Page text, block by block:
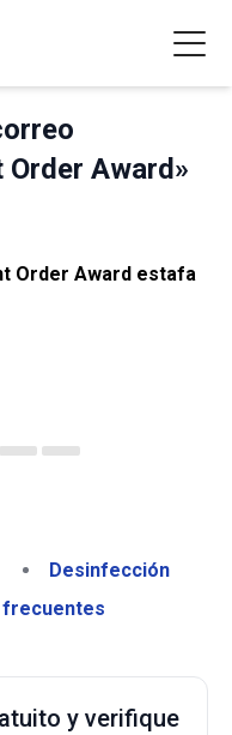
Award»
Order Award estafa
Desinfección
y verifique